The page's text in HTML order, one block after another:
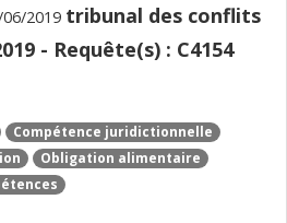
2019 tribunal des conflits
- Requête(s) : C4154
Compétence juridictionnelle
Obligation alimentaire